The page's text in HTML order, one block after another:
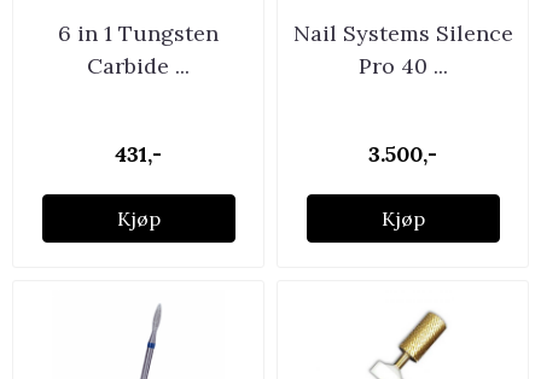
6 in 1 Tungsten
Carbide ...
431,-
Kjøp
Nail Systems Silence
Pro 40 ...
3.500,-
Kjøp